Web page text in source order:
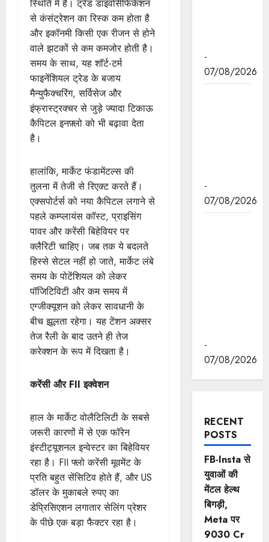
स्थिति में है। ट्रेड डाइवर्सिफिकेशन
से कंसंट्रेशन का रिस्क कम होता है
और इकॉनमी किसी एक रीजन से होने
वाले झटकों से कम कमजोर होती है।
समय के साथ, यह शॉर्ट-टर्म
फाइनेंशियल ट्रेड के बजाय
मैन्युफैक्चरिंग, सर्विसेज और
इंफ्रास्ट्रक्चर से जुड़े ज्यादा टिकाऊ
कैपिटल इनफ़्लो को भी बढ़ावा देता
है।
हालांकि, मार्केट फंडामेंटल्स की
तुलना में तेजी से रिएक्ट करते हैं।
एक्सपोर्टर्स को नया कैपिटल लगाने से
पहले कम्प्लायंस कॉस्ट, प्राइसिंग
पावर और करेंसी बिहेवियर पर
क्लैरिटी चाहिए। जब ​​तक ये बदलते
हिस्से सेटल नहीं हो जाते, मार्केट लंबे
समय के पोटेंशियल को लेकर
पॉजिटिविटी और कम समय में
एग्जीक्यूशन को लेकर सावधानी के
बीच झूलता रहेगा। यह टेंशन अक्सर
तेज रैली के बाद उतने ही तेज
करेक्शन के रूप में दिखता है।
करेंसी और FII इक्वेशन
हाल के मार्केट वोलैटिलिटी के सबसे
जरूरी कारणों में से एक फॉरेन
इंस्टीट्यूशनल इन्वेस्टर का बिहेवियर
रहा है। FII फ्लो करेंसी मूवमेंट के
प्रति बहुत सेंसिटिव होते हैं, और US
डॉलर के मुकाबले रुपए का
डेप्रिसिएशन लगातार सेलिंग प्रेशर
के पीछे एक बड़ा फैक्टर रहा है।
-
07/08/2026
-
07/08/2026
-
07/08/2026
RECENT
POSTS
FB-Insta से
युवाओं की
मेंटल हेल्थ
बिगड़ी,
Meta पर
9030 Cr